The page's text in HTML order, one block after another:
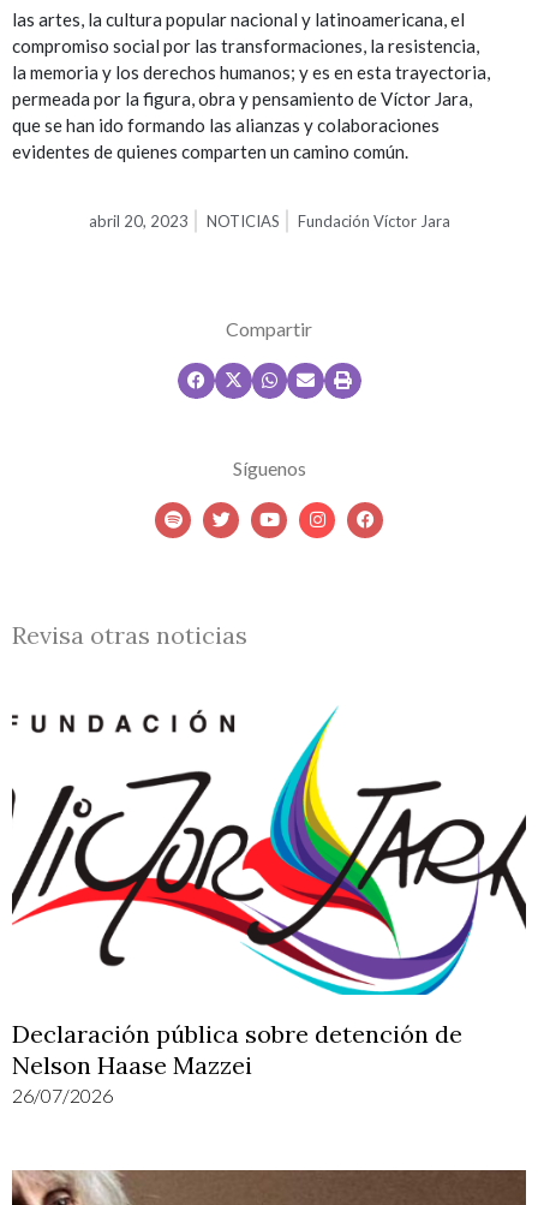
las artes, la cultura popular nacional y latinoamericana, el
compromiso social por las transformaciones, la resistencia,
la memoria y los derechos humanos; y es en esta trayectoria,
permeada por la figura, obra y pensamiento de Víctor Jara,
que se han ido formando las alianzas y colaboraciones
evidentes de quienes comparten un camino común.
abril 20, 2023 NOTICIAS Fundación Víctor Jara
Compartir
Síguenos
Revisa otras noticias
Declaración pública sobre detención de
Nelson Haase Mazzei
26/07/2026